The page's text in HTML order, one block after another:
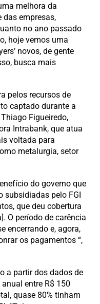
melhora da
das empresas,
no ano passado
hoje vemos uma
novos, de gente
busca mais
pelos recursos de
captado durante a
Figueiredo,
Intrabank, que atua
voltada para
metalurgia, setor
do governo que
subsidiadas pelo FGI
que deu cobertura
O período de carência
encerrando e, agora,
os pagamentos “,
a partir dos dados de
entre R$ 150
quase 80% tinham